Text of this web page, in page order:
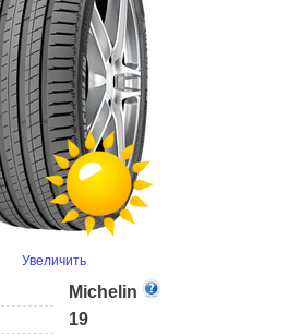
Увеличить
Michelin
19